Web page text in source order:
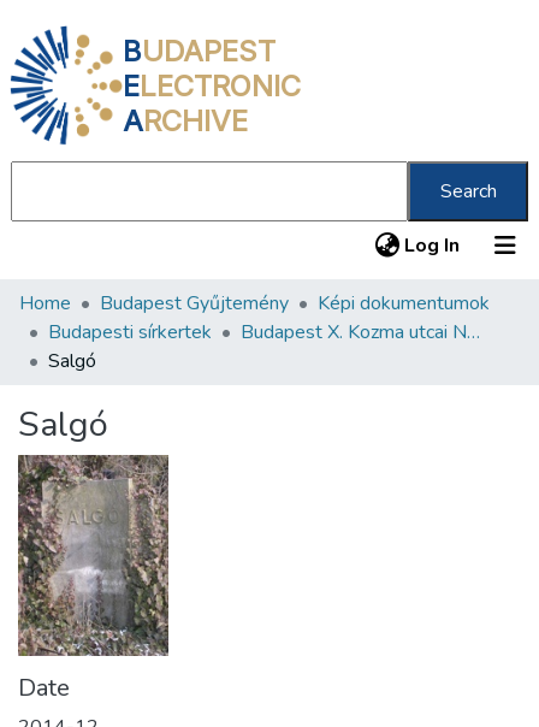
BUDAPEST
ELECTRONIC
ARCHIVE
Search
Log In (current)
Communities & Collections
All of DSpace
About us
Home Budapest Gyűjtemény
Képi dokumentumok
Budapesti sírkertek
Budapest X. Kozma utcai Neológ Zsidó Temető
Salgó
Salgó
Date